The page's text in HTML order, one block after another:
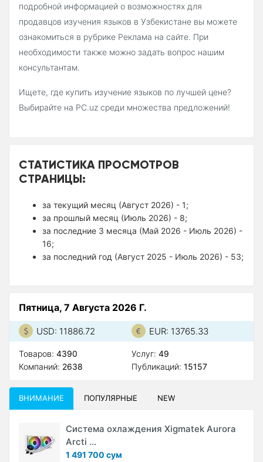
подробной информацией о возможностях для
продавцов изучения языков в Узбекистане вы можете
ознакомиться в рубрике Реклама на сайте. При
необходимости также можно задать вопрос нашим
консультантам.
Ищете, где купить изучение языков по лучшей цене?
Выбирайте на PC.uz среди множества предложений!
СТАТИСТИКА ПРОСМОТРОВ
СТРАНИЦЫ:
за текущий месяц (Август 2026) - 1;
за прошлый месяц (Июль 2026) - 8;
за последние 3 месяца (Май 2026 - Июль 2026) -
16;
за последний год (Август 2025 - Июль 2026) - 53;
Пятница, 7 Августа 2026 Г.
USD: 11886.72 EUR: 13765.33
Товаров: 4390
Компаний: 2638
Услуг: 49
Публикаций: 15157
ВНИМАНИЕ ПОПУЛЯРНЫЕ NEW
Система охлаждения Xigmatek Aurora
Arcti ...
1 491 700 сум